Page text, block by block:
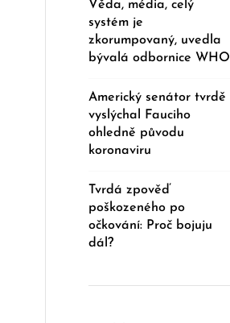
Věda, média, celý
systém je
zkorumpovaný, uvedla
bývalá odbornice WHO
Americký senátor tvrdě
vyslýchal Fauciho
ohledně původu
koronaviru
Tvrdá zpověď
poškozeného po
očkování: Proč bojuju
dál?